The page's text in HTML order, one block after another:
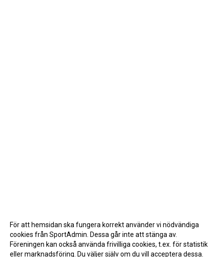
För att hemsidan ska fungera korrekt använder vi nödvändiga
cookies från SportAdmin. Dessa går inte att stänga av.
Föreningen kan också använda frivilliga cookies, t.ex. för statistik
eller marknadsföring. Du väljer själv om du vill acceptera dessa.